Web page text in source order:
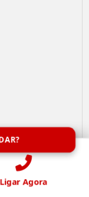
Ligar Agora